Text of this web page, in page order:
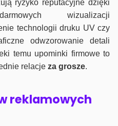
ryzyko reputacyjne dzięki
wizualizacji
technologii druku UV czy
odwzorowanie detali
temu upominki firmowe to
relacje za grosze.
reklamowych